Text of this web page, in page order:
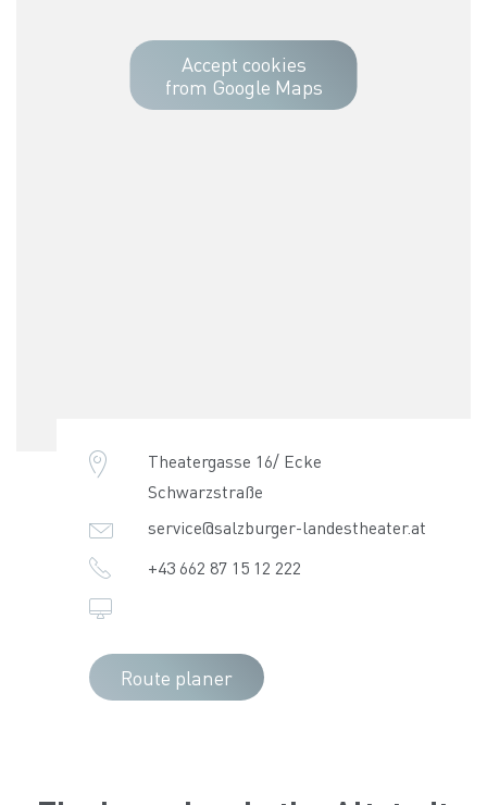
Accept cookies
from Google Maps
Theatergasse 16/ Ecke
Schwarzstraße
service@salzburger-landestheater.at
+43 662 87 15 12 222
Route planer